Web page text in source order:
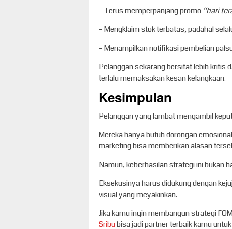
– Terus memperpanjang promo “hari
– Mengklaim stok terbatas, padahal
– Menampilkan notifikasi pembelian
Pelanggan sekarang bersifat lebih kritis
terlalu memaksakan kesan kelangkaan.
Kesimpulan
Pelanggan yang lambat mengambil
Mereka hanya butuh dorongan
marketing bisa memberikan alasan
Namun, keberhasilan strategi ini bukan
Eksekusinya harus didukung dengan
visual yang meyakinkan.
Jika kamu ingin membangun strategi
Sribubisa jadi partner terbaik kamu